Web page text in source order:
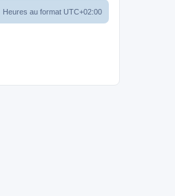
Heures au format UTC+02:00